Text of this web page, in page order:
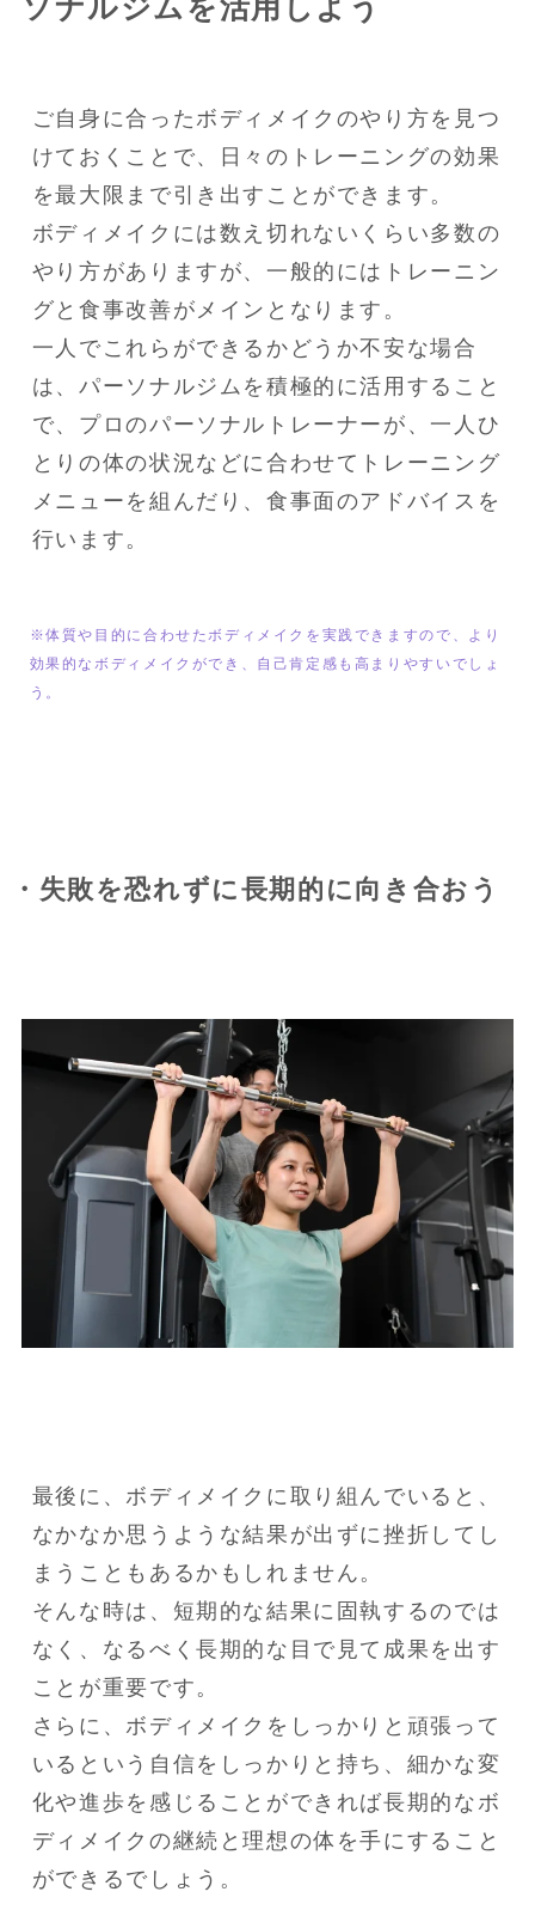
ソナルジムを活用しよう
ご自身に合ったボディメイクのやり方を見つ
けておくことで、日々のトレーニングの効果
を最大限まで引き出すことができます。
ボディメイクには数え切れないくらい多数の
やり方がありますが、一般的にはトレーニン
グと食事改善がメインとなります。
一人でこれらができるかどうか不安な場合
は、パーソナルジムを積極的に活用すること
で、プロのパーソナルトレーナーが、一人ひ
とりの体の状況などに合わせてトレーニング
メニューを組んだり、食事面のアドバイスを
行います。
※体質や目的に合わせたボディメイクを実践できますので、より
効果的なボディメイクができ、自己肯定感も高まりやすいでしょ
う。
・失敗を恐れずに長期的に向き合おう
最後に、ボディメイクに取り組んでいると、
なかなか思うような結果が出ずに挫折してし
まうこともあるかもしれません。
そんな時は、短期的な結果に固執するのでは
なく、なるべく長期的な目で見て成果を出す
ことが重要です。
さらに、ボディメイクをしっかりと頑張って
いるという自信をしっかりと持ち、細かな変
化や進歩を感じることができれば長期的なボ
ディメイクの継続と理想の体を手にすること
ができるでしょう。